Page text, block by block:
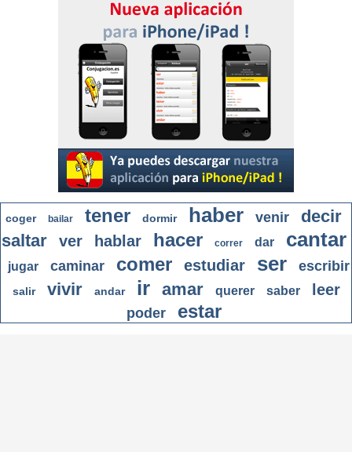
coger bailar tener dormir haber venir
decir
saltar
ver hablar hacer correr dar cantar
jugar caminar comer estudiar ser escribir
salir vivir andar ir amar querer saber leer
poder estar